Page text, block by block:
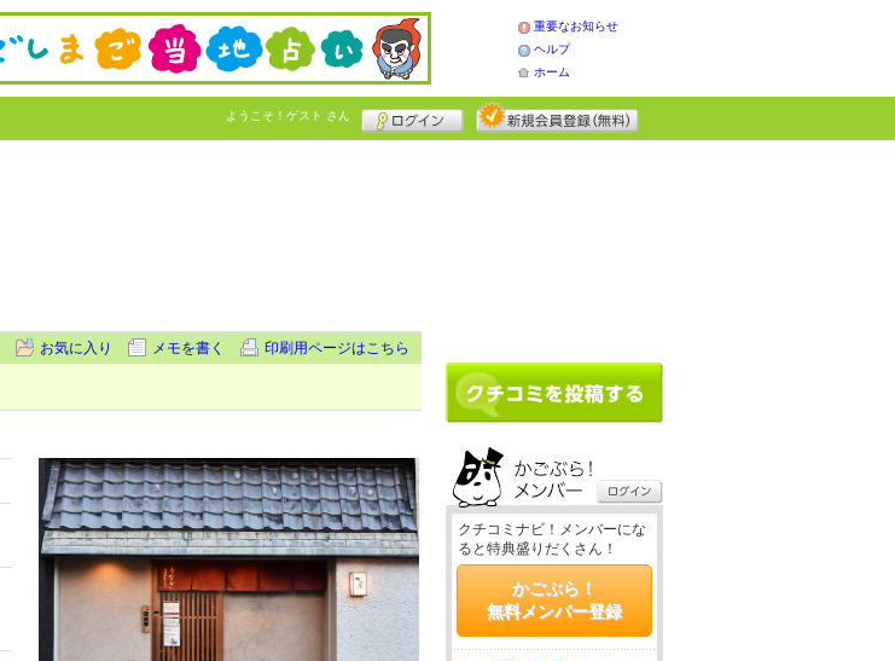
重要なお知らせ
ヘルプ
ホーム
ようこそ！ ゲスト さん
お気に入り メモを書く 印刷用ページはこちら
クチコミナビ！メンバーにな
ると特典盛りだくさん！
かごぶら！
無料メンバー登録